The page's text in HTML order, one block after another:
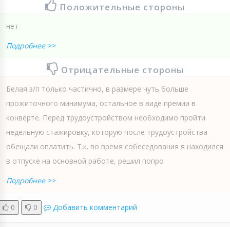
Положительные стороны
нет
Подробнее >>
Отрицательные стороны
Белая з/п только частично, в размере чуть больше
прожиточного минимума, остальное в виде премии в
конверте. Перед трудоустройством необходимо пройти
недельную стажировку, которую после трудоустройства
обещали оплатить. Т.к. во время собеседования я находился
в отпуске на основной работе, решил попро
Подробнее >>
0 0 Добавить комментарий